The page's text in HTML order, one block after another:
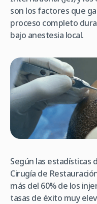
son los factores que
proceso completo
bajo anestesia local.
Según las estadísticas
Cirugía de
más del 60% de los
tasas de éxito muy